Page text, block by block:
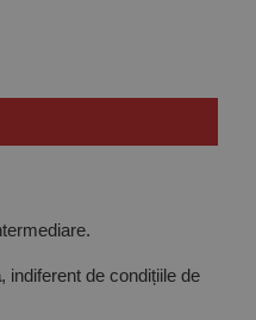
, indiferent de condițiile de